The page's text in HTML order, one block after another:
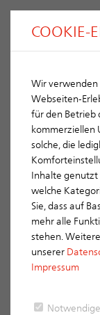
Komplettierung
ACEV 08
Lichte Weite: 8 cm
Außenmaße: 21 cm
Gewicht kg/Stgm:
Bestell-Nr.: ACEV
COOKIE-
Wir verwenden
Webseiten-
für den Betrieb
kommerziellen
solche, die
Inhalte genutzt
welche
Sie, dass auf
mehr alle
stehen.
unserer
Impressum